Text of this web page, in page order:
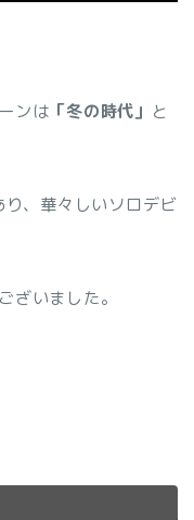
ンは 「冬の時代」 と
、華々しいソロデビ
ざいました。